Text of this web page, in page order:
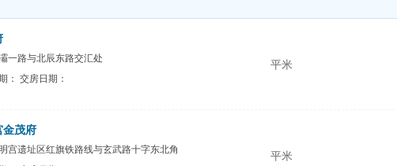
一路与北辰东路交汇处
： 交房日期：
平米
金茂府
宫遗址区红旗铁路线与玄武路十字东北角
平米